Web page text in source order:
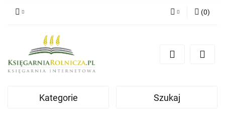
Zarejestruj się
(0)
Kategorie Szukaj